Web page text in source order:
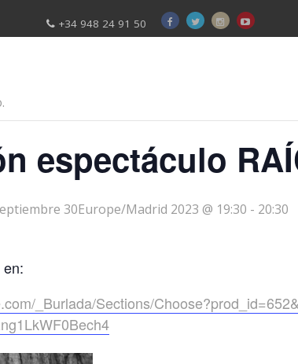
+34 948 24 91 50
espectáculo
30Europe/Madrid 2023 @ 19:30 - 20:30
_Burlada/Sections/